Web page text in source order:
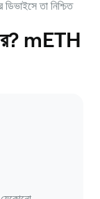
তা নিশ্চিত
mETH